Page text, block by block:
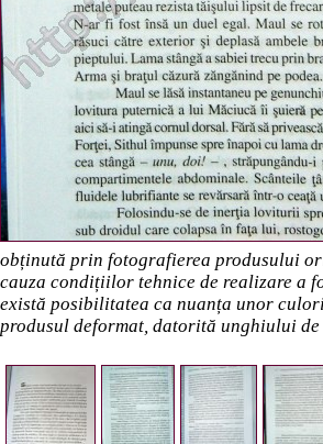
obținută prin fotografierea produsului
cauza condițiilor tehnice de realizare a
există posibilitatea ca nuanța unor
produsul deformat, datorită unghiului